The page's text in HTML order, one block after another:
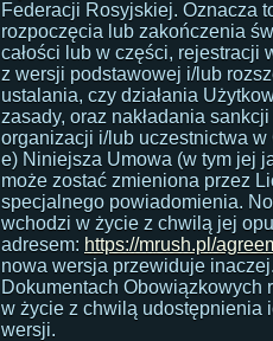
Federacji Rosyjskiej. Oznacza
rozpoczęcia lub zakończenia
całości lub w części, rejestracji
z wersji podstawowej i/lub
ustalania, czy działania
zasady, oraz nakładania
organizacji i/lub uczestnictwa w
e) Niniejsza Umowa (w tym jej
może zostać zmieniona przez
specjalnego powiadomienia.
wchodzi w życie z chwilą jej
adresem: https://mrush.pl/
nowa wersja przewiduje
Dokumentach Obowiązkowych
w życie z chwilą udostępnienia
wersji.